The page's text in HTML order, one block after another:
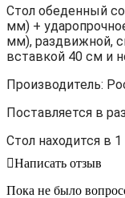
Стол обеденный
мм) +
мм), раздвижной,
вставкой 40 см и
Производитель:
Поставляется в
Стол находится в
Написать отзыв
Пока не было